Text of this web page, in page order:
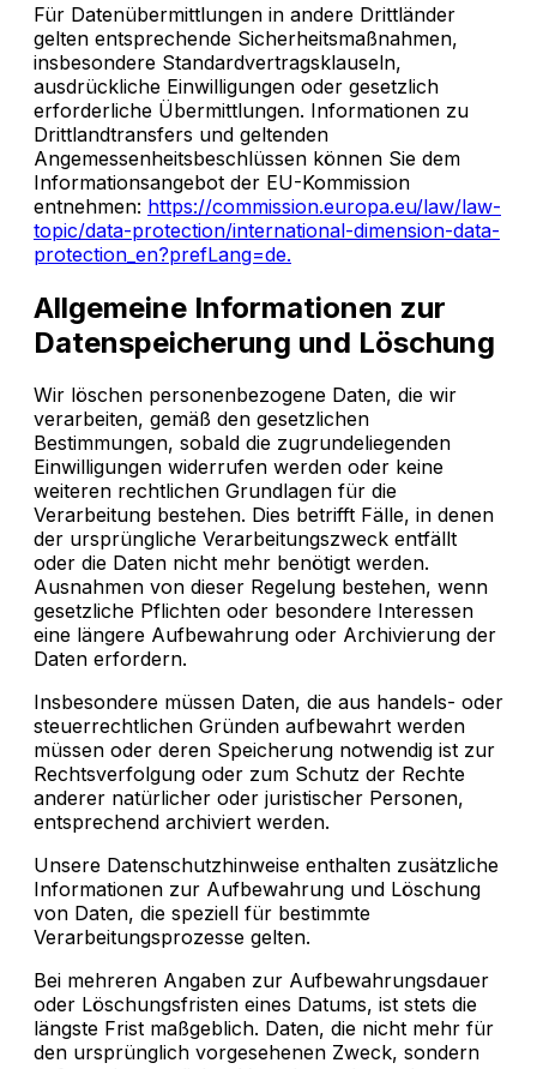
Für Datenübermittlungen in andere Drittländer
gelten entsprechende Sicherheitsmaßnahmen,
insbesondere Standardvertragsklauseln,
ausdrückliche Einwilligungen oder gesetzlich
erforderliche Übermittlungen. Informationen zu
Drittlandtransfers und geltenden
Angemessenheitsbeschlüssen können Sie dem
Informationsangebot der EU-Kommission
entnehmen: https://commission.europa.eu/law/law-
topic/data-protection/international-dimension-data-
protection_en?prefLang=de.
Allgemeine Informationen zur
Datenspeicherung und Löschung
Wir löschen personenbezogene Daten, die wir
verarbeiten, gemäß den gesetzlichen
Bestimmungen, sobald die zugrundeliegenden
Einwilligungen widerrufen werden oder keine
weiteren rechtlichen Grundlagen für die
Verarbeitung bestehen. Dies betrifft Fälle, in denen
der ursprüngliche Verarbeitungszweck entfällt
oder die Daten nicht mehr benötigt werden.
Ausnahmen von dieser Regelung bestehen, wenn
gesetzliche Pflichten oder besondere Interessen
eine längere Aufbewahrung oder Archivierung der
Daten erfordern.
Insbesondere müssen Daten, die aus handels- oder
steuerrechtlichen Gründen aufbewahrt werden
müssen oder deren Speicherung notwendig ist zur
Rechtsverfolgung oder zum Schutz der Rechte
anderer natürlicher oder juristischer Personen,
entsprechend archiviert werden.
Unsere Datenschutzhinweise enthalten zusätzliche
Informationen zur Aufbewahrung und Löschung
von Daten, die speziell für bestimmte
Verarbeitungsprozesse gelten.
Bei mehreren Angaben zur Aufbewahrungsdauer
oder Löschungsfristen eines Datums, ist stets die
längste Frist maßgeblich. Daten, die nicht mehr für
den ursprünglich vorgesehenen Zweck, sondern